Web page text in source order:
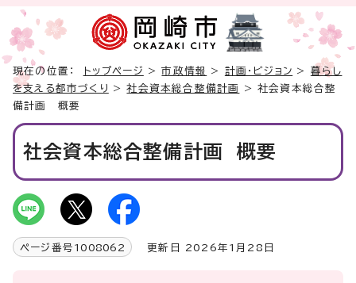
現在の位置： トップページ >市政情報 > 計画・ビジョン > 暮らし
を支える都市づくり
>社会資本総合整備計画
> 社会資本総合整
備計画 概要
社会資本総合整備計画 概要
ページ番号 1008062 更新日 2026年1月28日